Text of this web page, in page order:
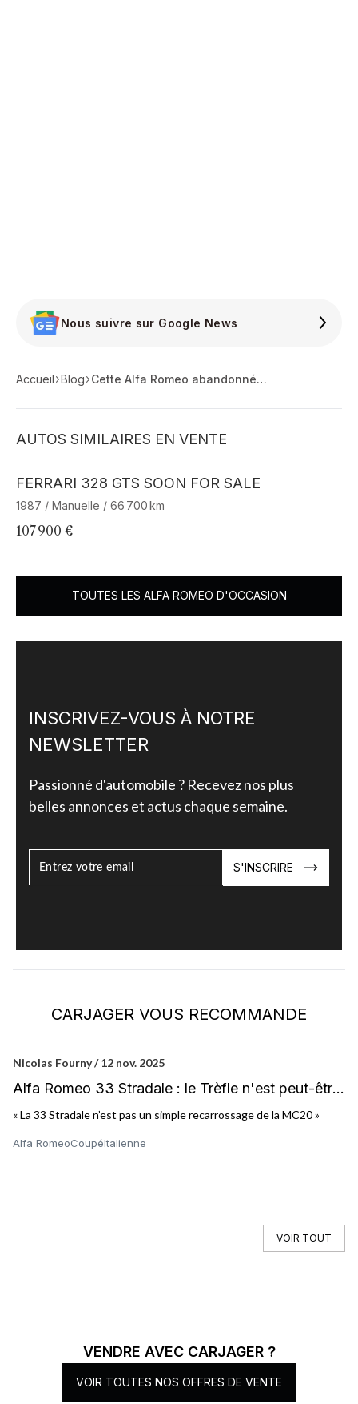
Nous suivre sur Google News
Accueil Blog Cette Alfa Romeo abandonnée est devenue si spéciale que des millions de personnes suivent sa renaissance
AUTOS SIMILAIRES EN VENTE
Barnes Exclusive
FERRARI 328 GTS SOON FOR SALE
1987 / Manuelle / 66 700 km
107 900 €
TOUTES LES ALFA ROMEO D'OCCASION
INSCRIVEZ-VOUS À NOTRE
NEWSLETTER
Passionné d'automobile ? Recevez nos plus
belles annonces et actus chaque semaine.
S'INSCRIRE
CARJAGER VOUS RECOMMANDE
Nicolas Fourny / 12 nov. 2025
Alfa Romeo 33 Stradale : le Trèfle n'est peut-être
pas mort
« La 33 Stradale n’est pas un simple recarrossage de la MC20 »
Alfa RomeoCoupéItalienne
VOIR TOUT
VENDRE AVEC CARJAGER ?
VOIR TOUTES NOS OFFRES DE VENTE